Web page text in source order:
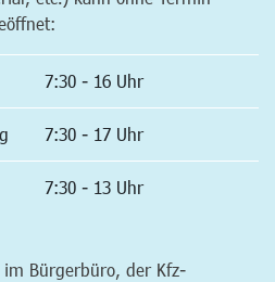
7:30 - 16 Uhr
7:30 - 17 Uhr
7:30 - 13 Uhr
im Bürgerbüro, der Kfz-